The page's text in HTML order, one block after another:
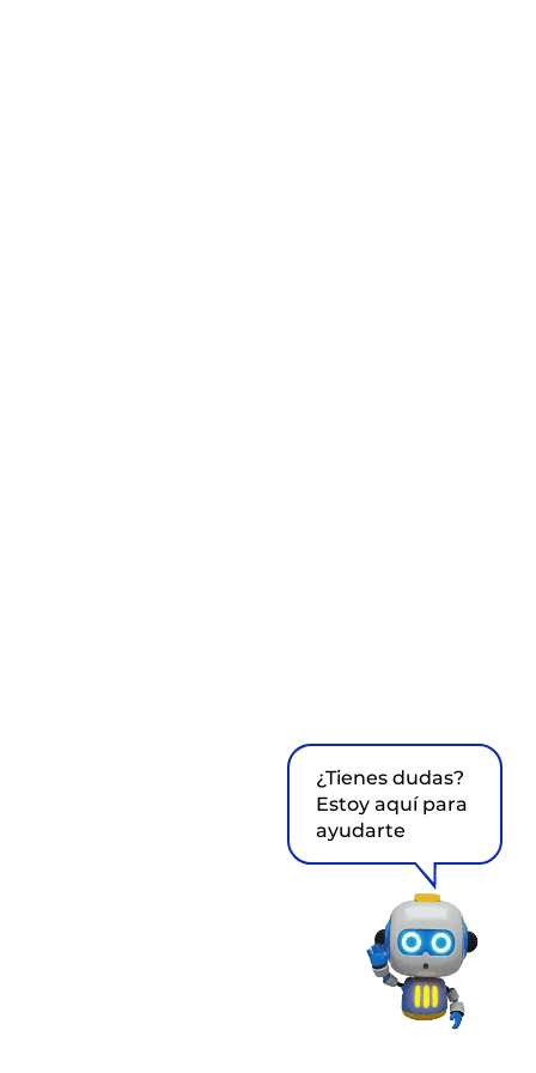
¿Tienes dudas?
Estoy aquí para
ayudarte